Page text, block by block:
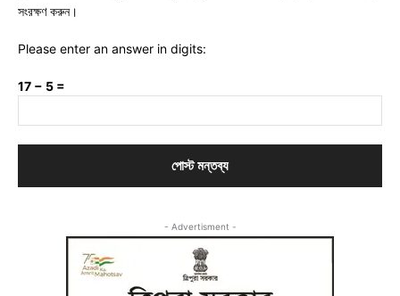
সংরক্ষণ করুন।
Please enter an answer in digits:
17 − 5 =
- Advertisment -